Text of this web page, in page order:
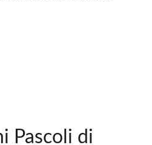
Pascoli di